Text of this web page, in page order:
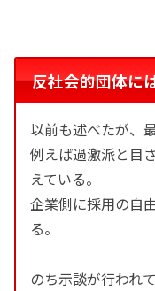
反社会的団体に
以前も述べたが、
例えば過激派と目
えている。
企業側に採用の自
る。
のち示談が行われ